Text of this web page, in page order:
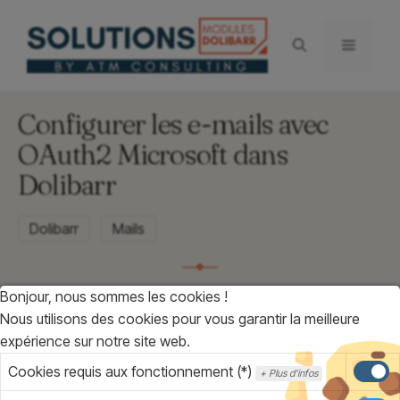
contenu
Configurer les e-mails avec
OAuth2 Microsoft dans
Dolibarr
Dolibarr Mails
— GUIDE D’INSTALLATION
Connexion
Bonjour, nous sommes les cookies !
Nous utilisons des cookies pour vous garantir la meilleure
expérience sur notre site web.
Cookies requis aux fonctionnement (*)
Plus d'infos